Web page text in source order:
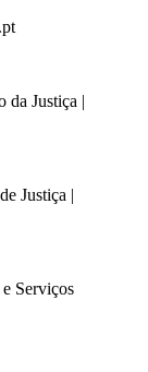
da Justiça |
Justiça |
Serviços